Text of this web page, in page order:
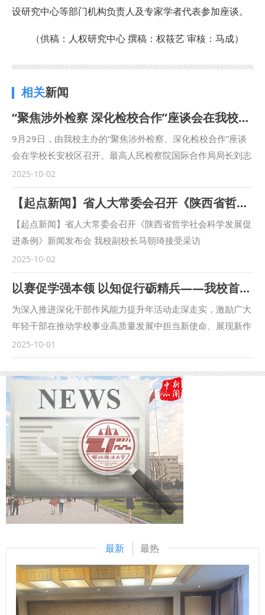
设研究中心等部门机构负责人及专家学者代表参加座谈。
（供稿：人权研究中心 撰稿：权筱艺 审核：马成）
相关新闻
“聚焦涉外检察 深化检校合作”座谈会在我校召开
9月29日，由我校主办的“聚焦涉外检察、深化检校合作”座谈
会在学校长安校区召开。最高人民检察院国际合作局局长刘志
远，陕西省人民检察院十一检察部主任李向锋，西安市人民检
察院教育培训处负责人陈文龙，西安市长安区人民检察院副检
察长王蕾等出席会议。我校校长范九利出席会议并致辞，副校
长马朝琦主持会议。 范九利表示，涉外检察工作是国家涉外
法治工作的重要方面，近年来，学校与各级检察机关深化交
流，不断拓展合作领域、合作范围，围绕中国检察学自主知识
体系构建、检察课题研究、检校人才互派交流、学生实习实训
等方面开展了卓有成效的合作。在最高人民检察院国际合作局
指导下，我校成立的“涉外刑事法治与国别检察司法研究中
心”各项工作稳步推进，已在区域国别检察研究、国际刑事司
源，推动学校专家学者与检察实务专家的交流互动，建立常态
化研究协作机制，围绕涉外检察基础性理论和实践难题开展联
合攻关，共同打造服务国家战略的涉外检察智库。 刘志远表
示，最高人民检察院对涉外检察工作高度重视，西北政法大学
始终心怀“国之大者”，在涉外法治领域取得了突出的成绩。涉
外刑事法治与国别检察司法研究中心先后配合完成中国—东盟
检察总长网站建设，编译东盟国家《刑法典》《刑事诉讼法
典》等二十余部法典等，在服务检察国际交流与合作方面发挥
了积极作用。下一步，希望学校进一步聚焦涉外检察工作，高
质效做好智库服务，统筹好校内各部门、各研究机构的科研力
涉外检察人才培养工作搭建平台。 刘志远与我校刑事法学院
院长冯卫国共同签署科研项目委托书 马朝琦宣布西北政法大
学涉外刑事法治与国别检察司法中心网站正式上线，由中心和
西北政法大学湾区研究院共同研发的“全球法律数据库”正式进
2025-10-02
【起点新闻】省人大常委会召开《陕西省哲学社会科学发展促进条例》新闻发布会 我校副校长马朝琦接受采访
【起点新闻】省人大常委会召开《陕西省哲学社会科学发展促
进条例》新闻发布会 我校副校长马朝琦接受采访
https://qidian.sxtvs.com/timing/share/content/10654306
2025-10-02
以赛促学强本领 以知促行砺精兵——我校首届科级干部素质能力大赛圆满落幕
为深入推进深化干部作风能力提升年活动走深走实，激励广大
年轻干部在推动学校事业高质量发展中担当新使命、展现新作
为，9月18日—30日，学校举办了首届科级干部素质能力大
赛。 以赛促学，理论武装强底气 本次比赛是学校首次举办干
部素质能力大赛，面向全校正科级干部开放报名，共有119名
科级干部积极报名参赛。聚焦“能写、会说、善思、肯干”的干
部核心素质能力要求，大赛设置了应知应会、公文写作和情景
模拟展示三个模块的比赛。 应知应会通过笔试方式进行，主
要考察科级干部对马克思主义理论和党的路线方针政策、习近
平新时代中国特色社会主义思想、党内法规以及有关政策文件
的熟悉掌握情况。公文写作通过机试方式进行，旨在考察科级
干部的应急处突本领、组织协调能力和写作能力。通过“线上
+线下”相结合的方式掀起比拼热潮，引导广大年轻干部不断深
化党的创新理论学习，持续提升业务素质能力，切实将学习成
果和工作成效转化为推动事业发展的强大动力。 “本次比赛不
仅是素质能力的大练兵，更是思想的大练兵、作风的大练兵。
通过此次比赛，我们进一步强化了政治理论素养、夯实了业务
本领、增强了学习意识。下一步，我们将以此次比赛作为契
机，调准学习发展的坐标轴，提升争先创优的责任心，提高干
2025-10-01
最新 最热